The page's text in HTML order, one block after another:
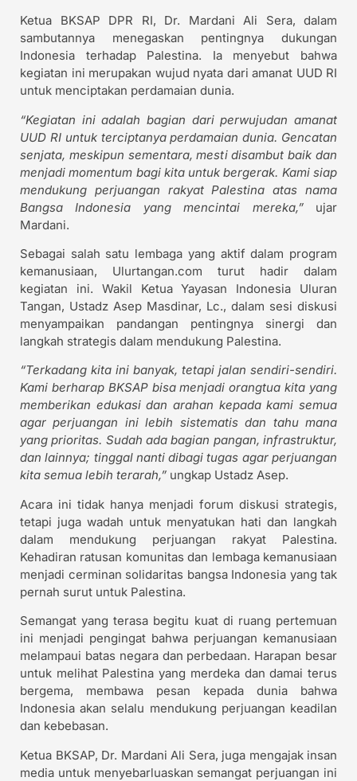
Ketua BKSAP DPR RI, Dr. Mardani Ali Sera, dalam
sambutannya menegaskan pentingnya dukungan
Indonesia terhadap Palestina. Ia menyebut bahwa
kegiatan ini merupakan wujud nyata dari amanat UUD RI
untuk menciptakan perdamaian dunia.
“Kegiatan ini adalah bagian dari perwujudan amanat
UUD RI untuk terciptanya perdamaian dunia. Gencatan
senjata, meskipun sementara, mesti disambut baik dan
menjadi momentum bagi kita untuk bergerak. Kami siap
mendukung perjuangan rakyat Palestina atas nama
Bangsa Indonesia yang mencintai mereka,”ujar
Mardani.
Sebagai salah satu lembaga yang aktif dalam program
kemanusiaan, Ulurtangan.com turut hadir dalam
kegiatan ini. Wakil Ketua Yayasan Indonesia Uluran
Tangan, Ustadz Asep Masdinar, Lc., dalam sesi diskusi
menyampaikan pandangan pentingnya sinergi dan
langkah strategis dalam mendukung Palestina.
“Terkadang kita ini banyak, tetapi jalan sendiri-sendiri.
Kami berharap BKSAP bisa menjadi orangtua kita yang
memberikan edukasi dan arahan kepada kami semua
agar perjuangan ini lebih sistematis dan tahu mana
yang prioritas. Sudah ada bagian pangan, infrastruktur,
dan lainnya; tinggal nanti dibagi tugas agar perjuangan
kita semua lebih terarah,” ungkap Ustadz Asep.
Acara ini tidak hanya menjadi forum diskusi strategis,
tetapi juga wadah untuk menyatukan hati dan langkah
dalam mendukung perjuangan rakyat Palestina.
Kehadiran ratusan komunitas dan lembaga kemanusiaan
menjadi cerminan solidaritas bangsa Indonesia yang tak
pernah surut untuk Palestina.
Semangat yang terasa begitu kuat di ruang pertemuan
ini menjadi pengingat bahwa perjuangan kemanusiaan
melampaui batas negara dan perbedaan. Harapan besar
untuk melihat Palestina yang merdeka dan damai terus
bergema, membawa pesan kepada dunia bahwa
Indonesia akan selalu mendukung perjuangan keadilan
dan kebebasan.
Ketua BKSAP, Dr. Mardani Ali Sera, juga mengajak insan
media untuk menyebarluaskan semangat perjuangan ini